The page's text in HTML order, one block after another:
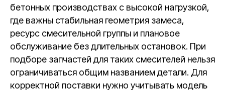
бетонных производствах с высокой нагрузкой,
где важны стабильная геометрия замеса,
ресурс смесительной группы и плановое
обслуживание без длительных остановок. При
подборе запчастей для таких смесителей нельзя
ограничиваться общим названием детали. Для
корректной поставки нужно учитывать модель